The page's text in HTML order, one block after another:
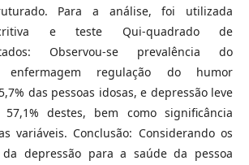
Para a análise, foi utilizada
e teste Qui-quadrado de
Observou-se prevalência do
enfermagem regulação do humor
das pessoas idosas, e depressão leve
destes, bem como significância
variáveis. Conclusão: Considerando os
depressão para a saúde da pessoa